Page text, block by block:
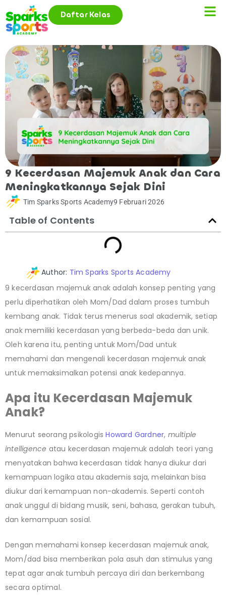
Daftar Kelas
9 Kecerdasan Majemuk Anak dan Cara
Meningkatkannya Sejak Dini
Tim Sparks Sports Academy9 Februari 2026
Table of Contents
Author: Tim Sparks Sports Academy
9 kecerdasan majemuk anak adalah konsep penting yang
perlu diperhatikan oleh Mom/Dad dalam proses tumbuh
kembang anak. Tidak terus menerus soal akademik, setiap
anak memiliki kecerdasan yang berbeda-beda dan unik.
Oleh karena itu, penting untuk Mom/Dad untuk
memahami dan mengenali kecerdasan majemuk anak
untuk memaksimalkan potensi anak kedepannya.
Apa itu Kecerdasan Majemuk
Anak?
Menurut seorang psikologisHoward Gardner, multiple
intelligence atau kecerdasan majemuk adalah teori yang
menyatakan bahwa kecerdasan tidak hanya diukur dari
kemampuan logika atau akademis saja, melainkan bisa
diukur dari kemampuan non-akademis. Seperti contoh
anak unggul di bidang musik, seni, bahasa, gerakan tubuh,
dan kemampuan sosial.
Dengan memahami konsep kecerdasan majemuk anak,
Mom/dad bisa memberikan pola asuh dan stimulus yang
tepat agar anak tumbuh percaya diri dan berkembang
secara optimal.